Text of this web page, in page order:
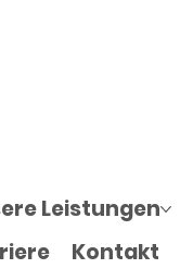
Leistungen
Kontakt